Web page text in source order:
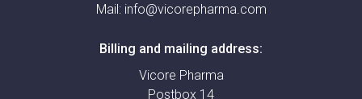
Mail: info@vicorepharma.com
Billing and mailing address:
Vicore Pharma
Postbox 14